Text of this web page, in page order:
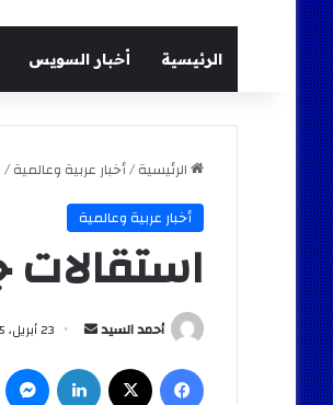
الرئيسية أخبار السويس
الرئيسية/أخبار عربية وعالمية/
أخبار عربية وعالمية
استقالات
أحمد السيد
أرسل
إلكترونيا
23 أبريل، 2015
فيسبوك لينكدإن